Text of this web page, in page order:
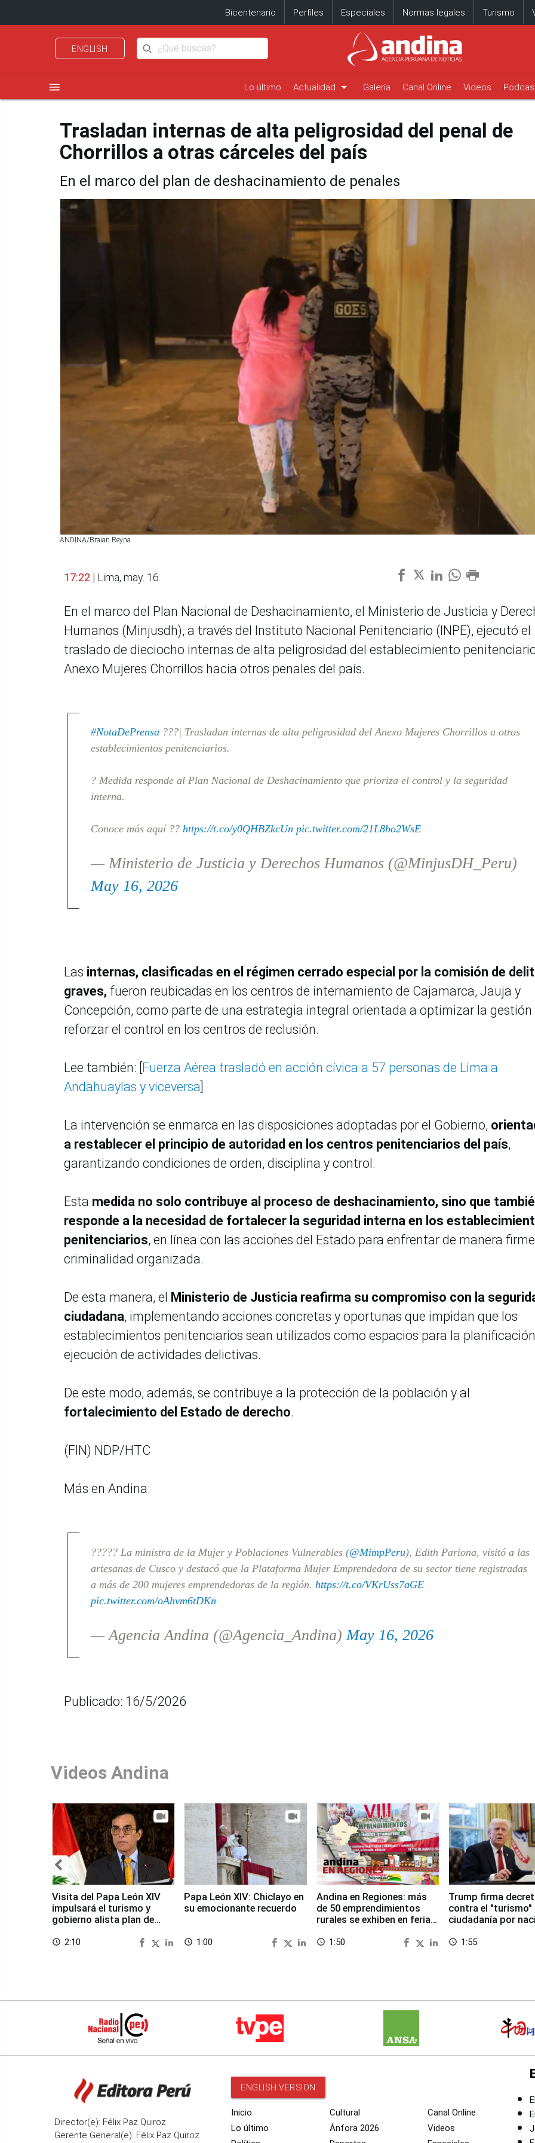
Bicentenario Perfiles Especiales Normas legales Turismo
ENGLISH
menu Lo último Actualidad arrow_drop_down Galería Canal Online Videos
Trasladan internas de alta peligrosidad del penal de
Chorrillos a otras cárceles del país
En el marco del plan de deshacinamiento de penales
ANDINA/Braian Reyna
17:22 | Lima, may. 16.
En el marco del Plan Nacional de Deshacinamiento, el Ministerio de Justicia y
Humanos (Minjusdh), a través del Instituto Nacional Penitenciario (INPE), ejecutó el
traslado de dieciocho internas de alta peligrosidad del establecimiento
Anexo Mujeres Chorrillos hacia otros penales del país.
#NotaDePrensa???| Trasladan internas de alta peligrosidad del Anexo Mujeres Chorrillos a otros
establecimientos penitenciarios.
? Medida responde al Plan Nacional de Deshacinamiento que prioriza el control y la seguridad
interna.
Conoce más aquí ?? https://t.co/y0QHBZkcUn pic.twitter.com/21L8bo2WsE
— Ministerio de Justicia y Derechos Humanos (@MinjusDH_Peru)
May 16, 2026
Las internas, clasificadas en el régimen cerrado especial por la comisión de
graves, fueron reubicadas en los centros de internamiento de Cajamarca, Jauja y
Concepción, como parte de una estrategia integral orientada a optimizar la gestión
reforzar el control en los centros de reclusión.
Lee también: [Fuerza Aérea trasladó en acción cívica a 57 personas de Lima a
Andahuaylas y viceversa]
La intervención se enmarca en las disposiciones adoptadas por el Gobierno,
a restablecer el principio de autoridad en los centros penitenciarios del país,
garantizando condiciones de orden, disciplina y control.
Esta medida no solo contribuye al proceso de deshacinamiento, sino que
responde a la necesidad de fortalecer la seguridad interna en los
penitenciarios, en línea con las acciones del Estado para enfrentar de manera
criminalidad organizada.
De esta manera, el Ministerio de Justicia reafirma su compromiso con la
ciudadana, implementando acciones concretas y oportunas que impidan que los
establecimientos penitenciarios sean utilizados como espacios para la
ejecución de actividades delictivas.
De este modo, además, se contribuye a la protección de la población y al
fortalecimiento del Estado de derecho.
(FIN) NDP/HTC
Más en Andina:
????? La ministra de la Mujer y Poblaciones Vulnerables (@MimpPeru), Edith Pariona, visitó a las
artesanas de Cusco y destacó que la Plataforma Mujer Emprendedora de su sector tiene registradas
a más de 200 mujeres emprendedoras de la región. https://t.co/VKrUss7aGE
pic.twitter.com/oAhvm6tDKn
— Agencia Andina (@Agencia_Andina) May 16, 2026
Publicado: 16/5/2026
Videos Andina
Visita del Papa León XIV
impulsará el turismo y
gobierno alista plan de
access_time 2:10
Papa León XIV: Chiclayo en
su emocionante recuerdo
access_time 1:00
Andina en Regiones: más
de 50 emprendimientos
rurales se exhiben en feria
access_time 1:50
Trump firma
contra el "turismo"
ciudadanía por
access_time 1:55
Director(e): Félix Paz Quiroz
Gerente General(e): Félix Paz Quiroz
ENGLISH VERSION
Inicio
Lo último
Cultural
Ánfora 2026
Canal Online
Videos